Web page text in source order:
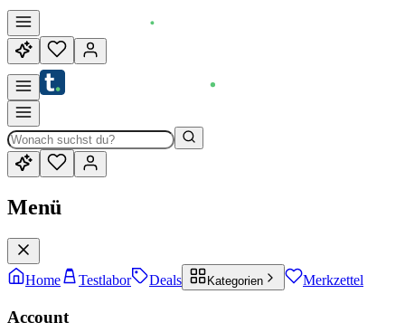
Menü
Home Testlabor Deals Kategorien Merkzettel
Account